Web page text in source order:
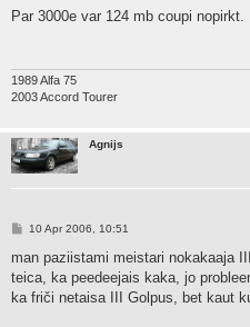
s
Par 3000e var 124 mb coupi nopirkt.
1989 Alfa 75
2003 Accord Tourer
Agnijs
P
s
10 Apr 2006, 10:51
man paziistami meistari nokakaaja
teica, ka peedeejais kaka, jo
ka friči netaisa III Golpus, bet kaut